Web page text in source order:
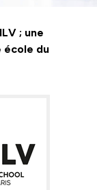
; une
école du